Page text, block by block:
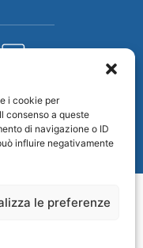
i cookie per
consenso a queste
di navigazione o ID
influire negativamente
le preferenze